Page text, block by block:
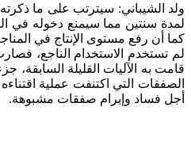
لمدة سنتين مما سيمنع دخوله في
كما أن رفع مستوى الإنتاج في
لم تستخدم الاستخدام الناجع،
قامت به الآليات القليلة السابقة،
الصفقات التي اكتنفت عملية
أجل فساد وإبرام صفقات مشبوهة.